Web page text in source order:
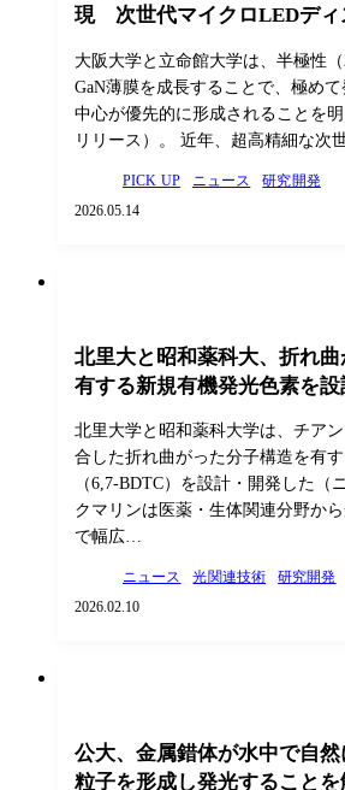
現 次世代マイクロLEDディ
大阪大学と立命館大学は、半極性
GaN薄膜を成長することで、極め
中心が優先的に形成されることを
リリース）。 近年、超高精細な次
PICK UP ニュース
研究開発
2026.05.14
北里大と昭和薬科大、折れ
有する新規有機発光色素を
北里大学と昭和薬科大学は、チア
合した折れ曲がった分子構造を有
（6,7-BDTC）を設計・開発した（
クマリンは医薬・生体関連分野か
で幅広…
ニュース 光関連技術
研究開発
2026.02.10
公大、金属錯体が水中で自
粒子を形成し発光することを